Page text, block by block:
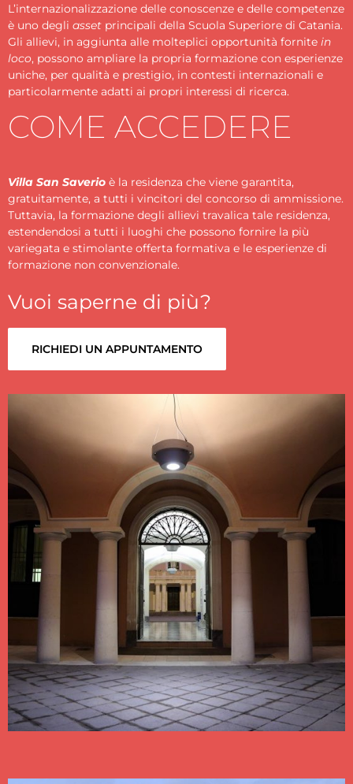
L’internazionalizzazione delle conoscenze e delle competenze
è uno degli asset principali della Scuola Superiore di Catania.
Gli allievi, in aggiunta alle molteplici opportunità fornite in
loco, possono ampliare la propria formazione con esperienze
uniche, per qualità e prestigio, in contesti internazionali e
particolarmente adatti ai propri interessi di ricerca.
COME ACCEDERE
Villa San Saverio è la residenza che viene garantita,
gratuitamente, a tutti i vincitori del concorso di ammissione.
Tuttavia, la formazione degli allievi travalica tale residenza,
estendendosi a tutti i luoghi che possono fornire la più
variegata e stimolante offerta formativa e le esperienze di
formazione non convenzionale.
Vuoi saperne di più?
RICHIEDI UN APPUNTAMENTO